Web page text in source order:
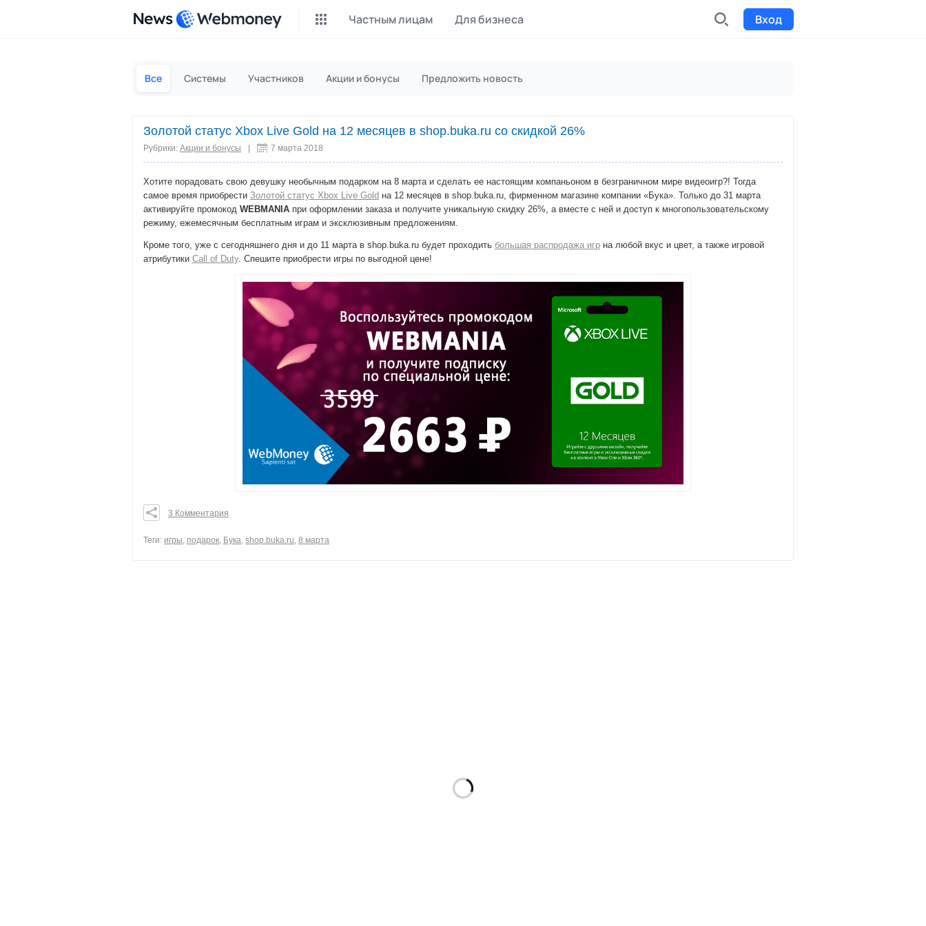
News Частным лицам Для бизнеса Вход
P2P обмен
Инструмент для добычи
CashBox Files
Донаты
Вознаграждения от зрителей
Коллективные покупки
Сервис совместных закупок
Билеты на мероприятия
Выпуск и продажа билетов
InstaDo.com
Все Системы Участников Акции и бонусы Предложить новость
Золотой статус Xbox Live Gold на 12 месяцев в shop.buka.ru со скидкой 26%
Рубрики: Акции и бонусы 7 марта 2018
Хотите порадовать свою девушку необычным подарком на 8 марта и сделать ее настоящим компаньоном в безграничном мире видеоигр?! Тогда
самое время приобрести Золотой статус Xbox Live Gold на 12 месяцев в shop.buka.ru, фирменном магазине компании «Бука». Только до 31 марта
активируйте промокод WEBMANIA при оформлении заказа и получите уникальную скидку 26%, а вместе с ней и доступ к многопользовательскому
режиму, ежемесячным бесплатным играм и эксклюзивным предложениям.
Кроме того, уже с сегодняшнего дня и до 11 марта в shop.buka.ru будет проходить большая распродажа игр на любой вкус и цвет, а также игровой
атрибутики Call of Duty. Спешите приобрести игры по выгодной цене!
0
3 Комментария
Теги: игры, подарок, Бука, shop.buka.ru, 8 марта